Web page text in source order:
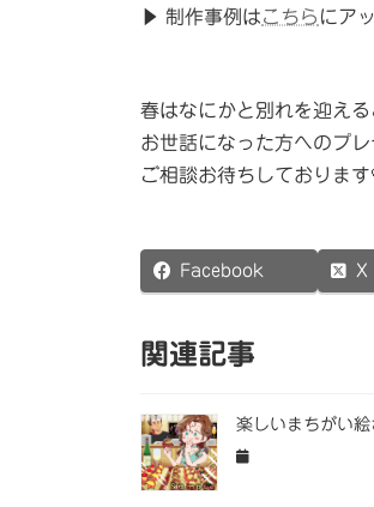
▶︎ 制作事例はこちら にア
春はなにかと別れを迎える
お世話になった方へのプ
ご相談お待ちしております
Facebook X
関連記事
楽しいまちがい